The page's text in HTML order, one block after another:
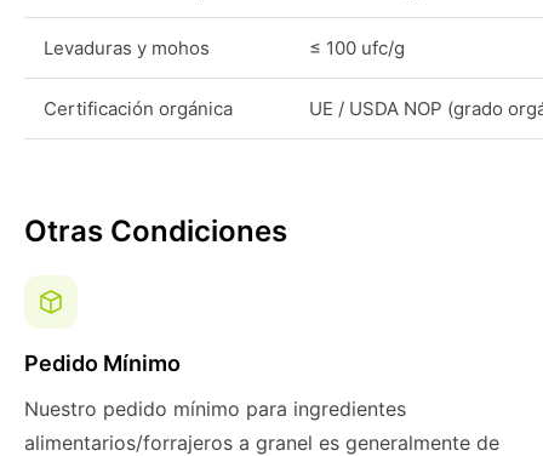
Levaduras y mohos ≤ 100 ufc/g
Certificación orgánica UE / USDA NOP (grado
Otras Condiciones
Pedido Mínimo
Nuestro pedido mínimo para ingredientes
alimentarios/forrajeros a granel es generalmente de